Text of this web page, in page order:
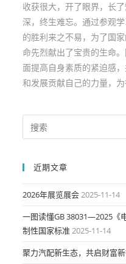
收获很大，开了眼界，长
深，终生难忘。通过参观
的胜利来之不易，为了国
命先烈献出了宝贵的生命
面提高自身素质的紧迫感
和发展贡献自己的力量，
近期文章
2026年展览展会2025-11-14
一图读懂GB 38031—2025《
制性国家标准2025-11-14
聚力汽配新生态，共启财富